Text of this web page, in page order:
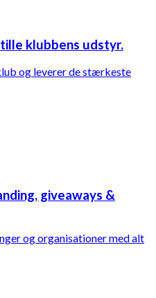
klubbens udstyr.
og leverer de stærkeste
giveaways &
og organisationer med alt